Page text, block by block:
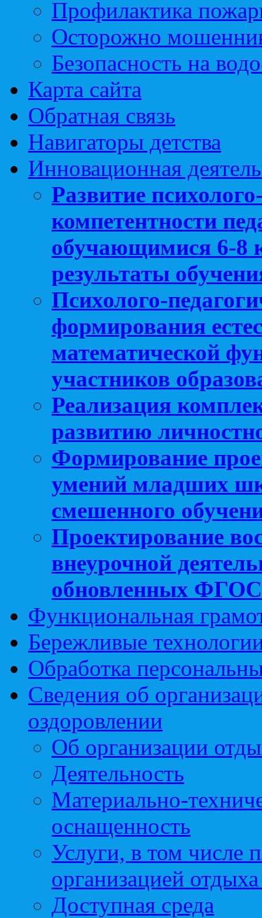
Профилактика
Осторожно
Безопасность на
Карта сайта
Обратная связь
Навигаторы детства
Инновационная
Развитие
компетентности
обучающимися 6-8
результаты
Психолого-
формирования
математической
участников
Реализация
развитию
Формирование
умений младших
смешенного
Проектирование
внеурочной
обновленных
Функциональная
Бережливые
Обработка
Сведения об
оздоровлении
Об организации
Деятельность
Материально-
оснащенность
Услуги, в том числе
организацией
Доступная среда